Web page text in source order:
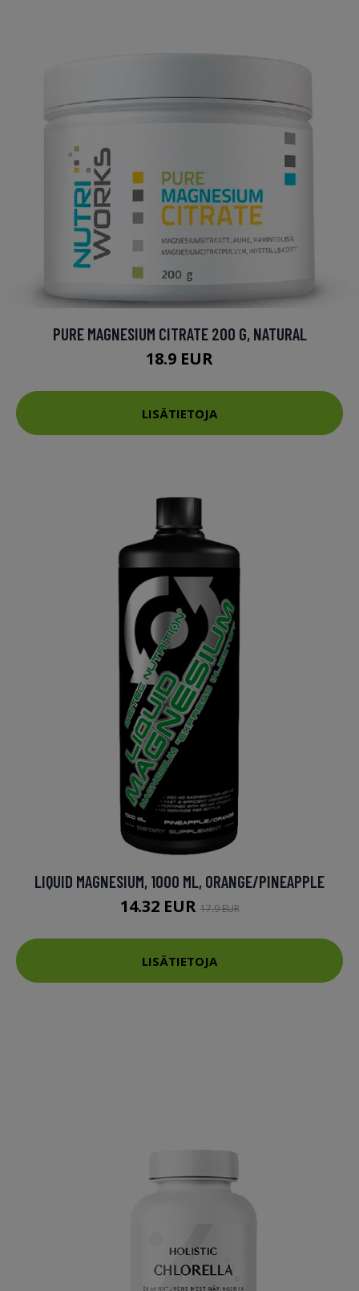
PURE MAGNESIUM CITRATE 200 G, NATURAL
18.9 EUR
LISÄTIETOJA
LIQUID MAGNESIUM, 1000 ML, ORANGE/PINEAPPLE
14.32 EUR17.9 EUR
LISÄTIETOJA